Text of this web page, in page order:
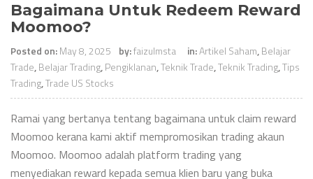
Bagaimana Untuk Redeem Reward
Moomoo?
Posted on:May 8, 2025 by:faizulmsta in:Artikel Saham,Belajar
Trade,Belajar Trading,Pengiklanan,Teknik Trade,Teknik Trading,Tips
Trading,Trade US Stocks
Ramai yang bertanya tentang bagaimana untuk claim reward
Moomoo kerana kami aktif mempromosikan trading akaun
Moomoo. Moomoo adalah platform trading yang
menyediakan reward kepada semua klien baru yang buka